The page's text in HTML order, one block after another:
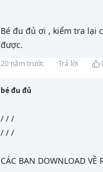
Bé đu đủ ơi , kiểm tra lại
được.
20 năm trước Trả lời
bé đu đủ
/ / /
/ / /
CÁC BẠN DOWNLOAD